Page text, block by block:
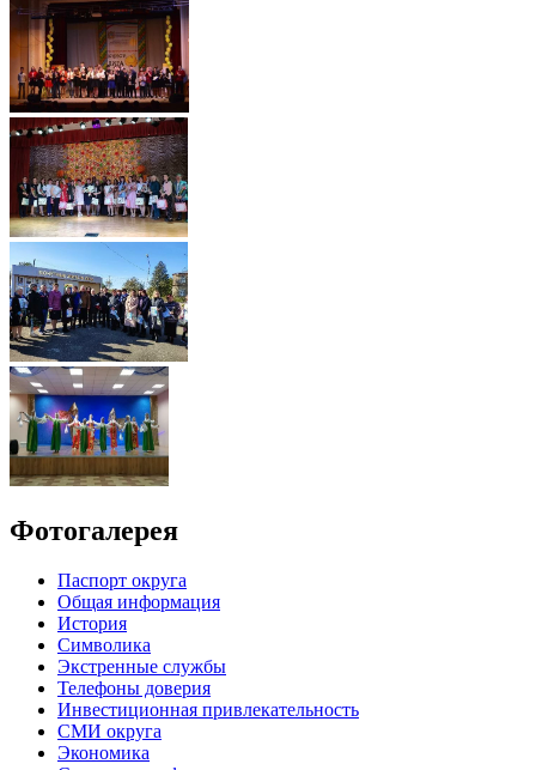
Фотогалерея
Паспорт округа
Общая информация
История
Символика
Экстренные службы
Телефоны доверия
Инвестиционная привлекательность
СМИ округа
Экономика